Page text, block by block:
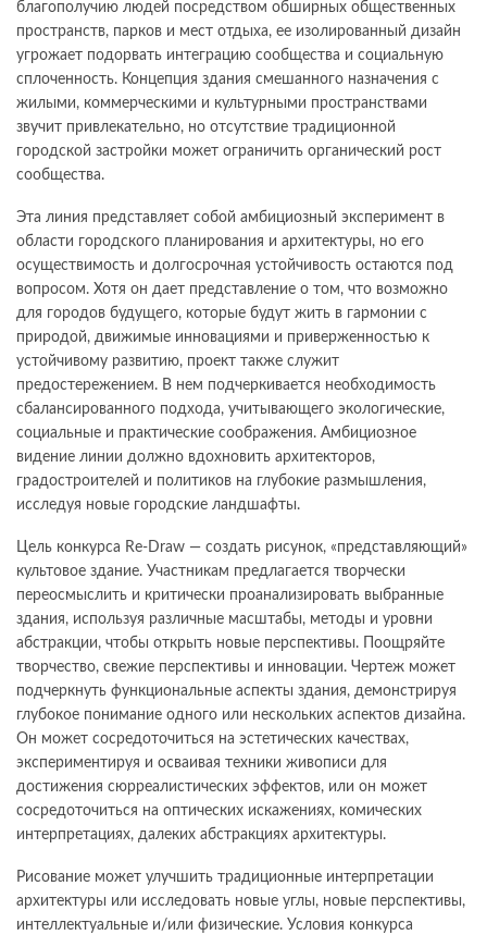
благополучию людей посредством обширных общественных
пространств, парков и мест отдыха, ее изолированный дизайн
угрожает подорвать интеграцию сообщества и социальную
сплоченность. Концепция здания смешанного назначения с
жилыми, коммерческими и культурными пространствами
звучит привлекательно, но отсутствие традиционной
городской застройки может ограничить органический рост
сообщества.
Эта линия представляет собой амбициозный эксперимент в
области городского планирования и архитектуры, но его
осуществимость и долгосрочная устойчивость остаются под
вопросом. Хотя он дает представление о том, что возможно
для городов будущего, которые будут жить в гармонии с
природой, движимые инновациями и приверженностью к
устойчивому развитию, проект также служит
предостережением. В нем подчеркивается необходимость
сбалансированного подхода, учитывающего экологические,
социальные и практические соображения. Амбициозное
видение линии должно вдохновить архитекторов,
градостроителей и политиков на глубокие размышления,
исследуя новые городские ландшафты.
Цель конкурса Re-Draw — создать рисунок, «представляющий»
культовое здание. Участникам предлагается творчески
переосмыслить и критически проанализировать выбранные
здания, используя различные масштабы, методы и уровни
абстракции, чтобы открыть новые перспективы. Поощряйте
творчество, свежие перспективы и инновации. Чертеж может
подчеркнуть функциональные аспекты здания, демонстрируя
глубокое понимание одного или нескольких аспектов дизайна.
Он может сосредоточиться на эстетических качествах,
экспериментируя и осваивая техники живописи для
достижения сюрреалистических эффектов, или он может
сосредоточиться на оптических искажениях, комических
интерпретациях, далеких абстракциях архитектуры.
Рисование может улучшить традиционные интерпретации
архитектуры или исследовать новые углы, новые перспективы,
интеллектуальные и/или физические. Условия конкурса